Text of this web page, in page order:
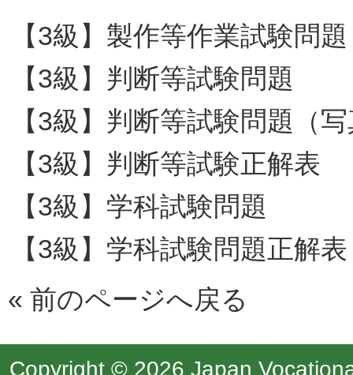
【3級】製作等作業試験問題
【3級】判断等試験問題
【3級】判断等試験問題（
【3級】判断等試験正解表
【3級】学科試験問題
【3級】学科試験問題正解表
« 前のページへ戻る
Copyright © 2026 Japan